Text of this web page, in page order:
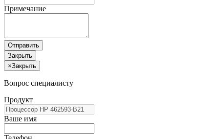
Примечание
Отправить
Закрыть
×Закрыть
Вопрос специалисту
Продукт
Ваше имя